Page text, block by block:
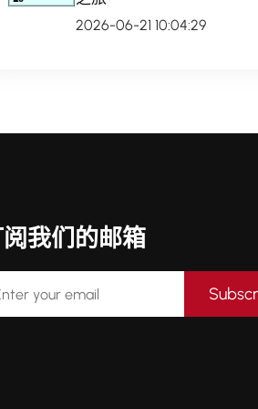
2026-06-21 10:04:29
我们的邮箱